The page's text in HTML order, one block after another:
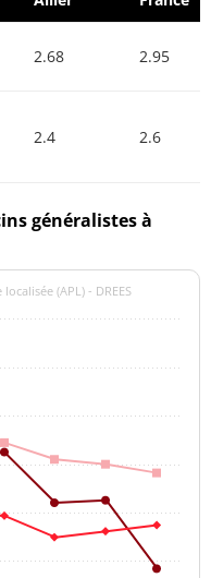
2.68 2.95
2.4 2.6
généralistes à
(APL) - DREES